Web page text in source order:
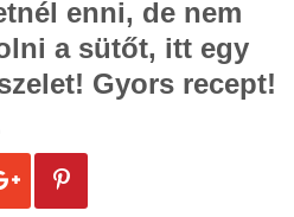
l
n
enni, de nem
a sütőt, itt egy
Gyors recept!